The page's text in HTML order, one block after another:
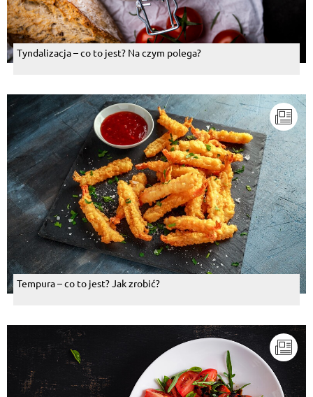
Tyndalizacja – co to jest? Na czym polega?
Tempura – co to jest? Jak zrobić?